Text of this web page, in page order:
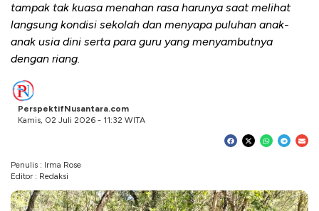
tampak tak kuasa menahan rasa harunya saat melihat
langsung kondisi sekolah dan menyapa puluhan anak-
anak usia dini serta para guru yang menyambutnya
dengan riang.
PerspektifNusantara.com
Kamis, 02 Juli 2026 - 11:32 WITA
Penulis : Irma Rose
Editor : Redaksi